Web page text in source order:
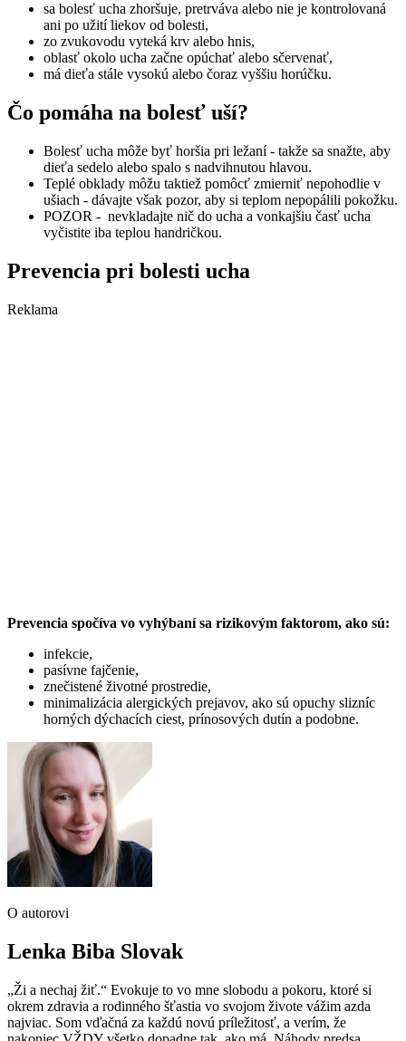
sa bolesť ucha zhoršuje, pretrváva alebo nie je kontrolovaná
ani po užití liekov od bolesti,
zo zvukovodu vyteká krv alebo hnis,
oblasť okolo ucha začne opúchať alebo sčervenať,
má dieťa stále vysokú alebo čoraz vyššiu horúčku.
Čo pomáha na bolesť uší?
Bolesť ucha môže byť horšia pri ležaní - takže sa snažte, aby
dieťa sedelo alebo spalo s nadvihnutou hlavou.
Teplé obklady môžu taktiež pomôcť zmierniť nepohodlie v
ušiach - dávajte však pozor, aby si teplom nepopálili pokožku.
POZOR - nevkladajte nič do ucha a vonkajšiu časť ucha
vyčistite iba teplou handričkou.
Prevencia pri bolesti ucha
Reklama
Prevencia spočíva vo vyhýbaní sa rizikovým faktorom, ako sú:
infekcie,
pasívne fajčenie,
znečistené životné prostredie,
minimalizácia alergických prejavov, ako sú opuchy slizníc
horných dýchacích ciest, prínosových dutín a podobne.
O autorovi
Lenka Biba Slovak
„Ži a nechaj žiť.“ Evokuje to vo mne slobodu a pokoru, ktoré si
okrem zdravia a rodinného šťastia vo svojom živote vážim azda
najviac. Som vďačná za každú novú príležitosť, a verím, že